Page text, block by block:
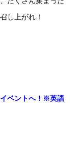
し上がれ！
ベントへ！※英語